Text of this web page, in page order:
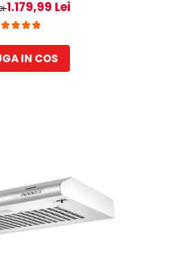
cm, Inox
1.179,99 Lei
IN COS